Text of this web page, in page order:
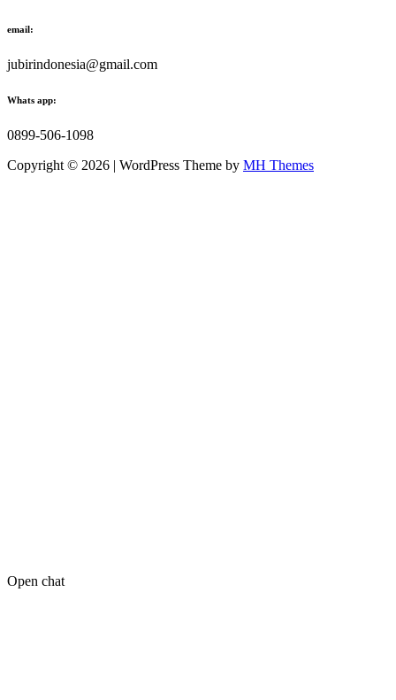
email:
jubirindonesia@gmail.com
Whats app:
0899-506-1098
Copyright © 2026 | WordPress Theme by MH Themes
Open chat